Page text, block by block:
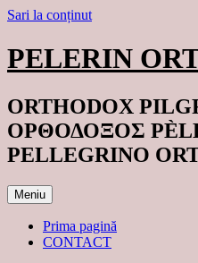
Sari la conținut
PELERIN
ORTHODOX
ΟΡΘΟΔΟΞΟΣ
PELLEGRINO
Meniu
Prima pagină
CONTACT